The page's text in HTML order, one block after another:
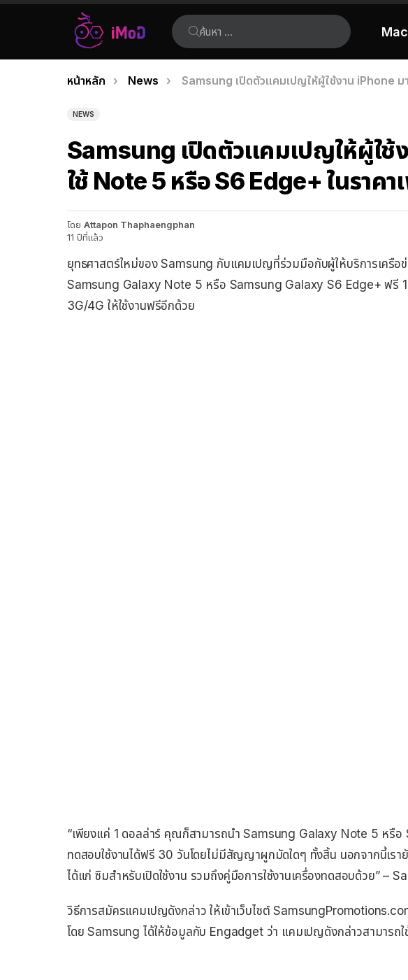
ค้นหา:
Mac
เรื่อง
ล่าสุด
คุณอยู่ที่นี่:
หน้าหลัก News Samsung เปิดตัวแคมเปญให้ผู้ใช้งาน iPhone
NEWS
Samsung เปิดตัวแคมเปญให้ผู้ใช้
ใช้ Note 5 หรือ S6 Edge+ ในราค
โดย Attapon Thaphaengphan
11 ปีที่แล้ว
ยุทธศาสตร์ใหม่ของ Samsung กับแคมเปญที่ร่วมมือกับผู้ให้บริการเครือข่
Samsung Galaxy Note 5 หรือ Samsung Galaxy S6 Edge+ ฟรี
3G/4G ให้ใช้งานฟรีอีกด้วย
“เพียงแค่ 1 ดอลล่าร์ คุณก็สามารถนำ Samsung Galaxy Note 5 หรื
ทดสอบใช้งานได้ฟรี 30 วันโดยไม่มีสัญญาผูกมัดใดๆ ทั้งสิ้น นอกจากนี้เรา
ได้แก่ ซิมสำหรับเปิดใช้งาน รวมถึงคู่มือการใช้งานเครื่องทดสอบด้วย” –
วิธีการสมัครแคมเปญดังกล่าว ให้เข้าเว็บไซต์
โดย Samsung ได้ให้ข้อมูลกับ Engadget ว่า แคมเปญดังกล่าวสามารถใ